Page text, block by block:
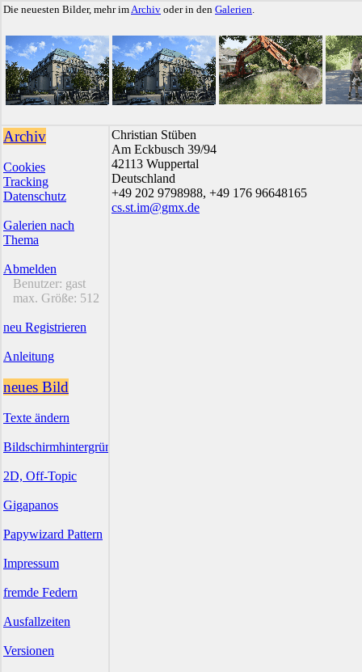
Die neuesten Bilder, mehr imArchiv oder in den Galerien.
Archiv
Cookies
Tracking
Datenschutz
Galerien nach
Thema
Abmelden
Benutzer: gast
max. Größe: 512
neu Registrieren
Anleitung
neues Bild
Texte ändern
Bildschirmhintergründe
2D, Off-Topic
Gigapanos
Papywizard Pattern
Impressum
fremde Federn
Ausfallzeiten
Versionen
Christian Stüben
Am Eckbusch 39/94
42113 Wuppertal
Deutschland
+49 202 9798988, +49 176 96648165
cs.st.im@gmx.de